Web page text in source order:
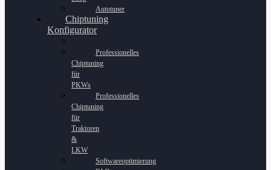
Autotuner
Chiptuning
Konfigurator
Professionelles
Chiptuning
für
PKWs
Professionelles
Chiptuning
für
Traktoren
&
LKW
Softwareoptimierung